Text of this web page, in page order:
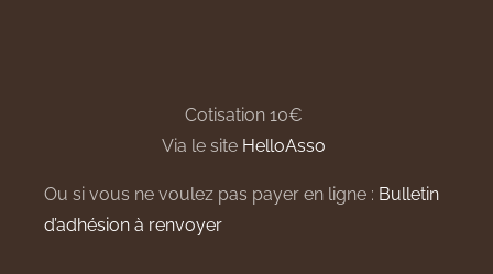
Cotisation 10€
Via le site HelloAsso
Ou si vous ne voulez pas payer en ligne : Bulletin
d’adhésion à renvoyer